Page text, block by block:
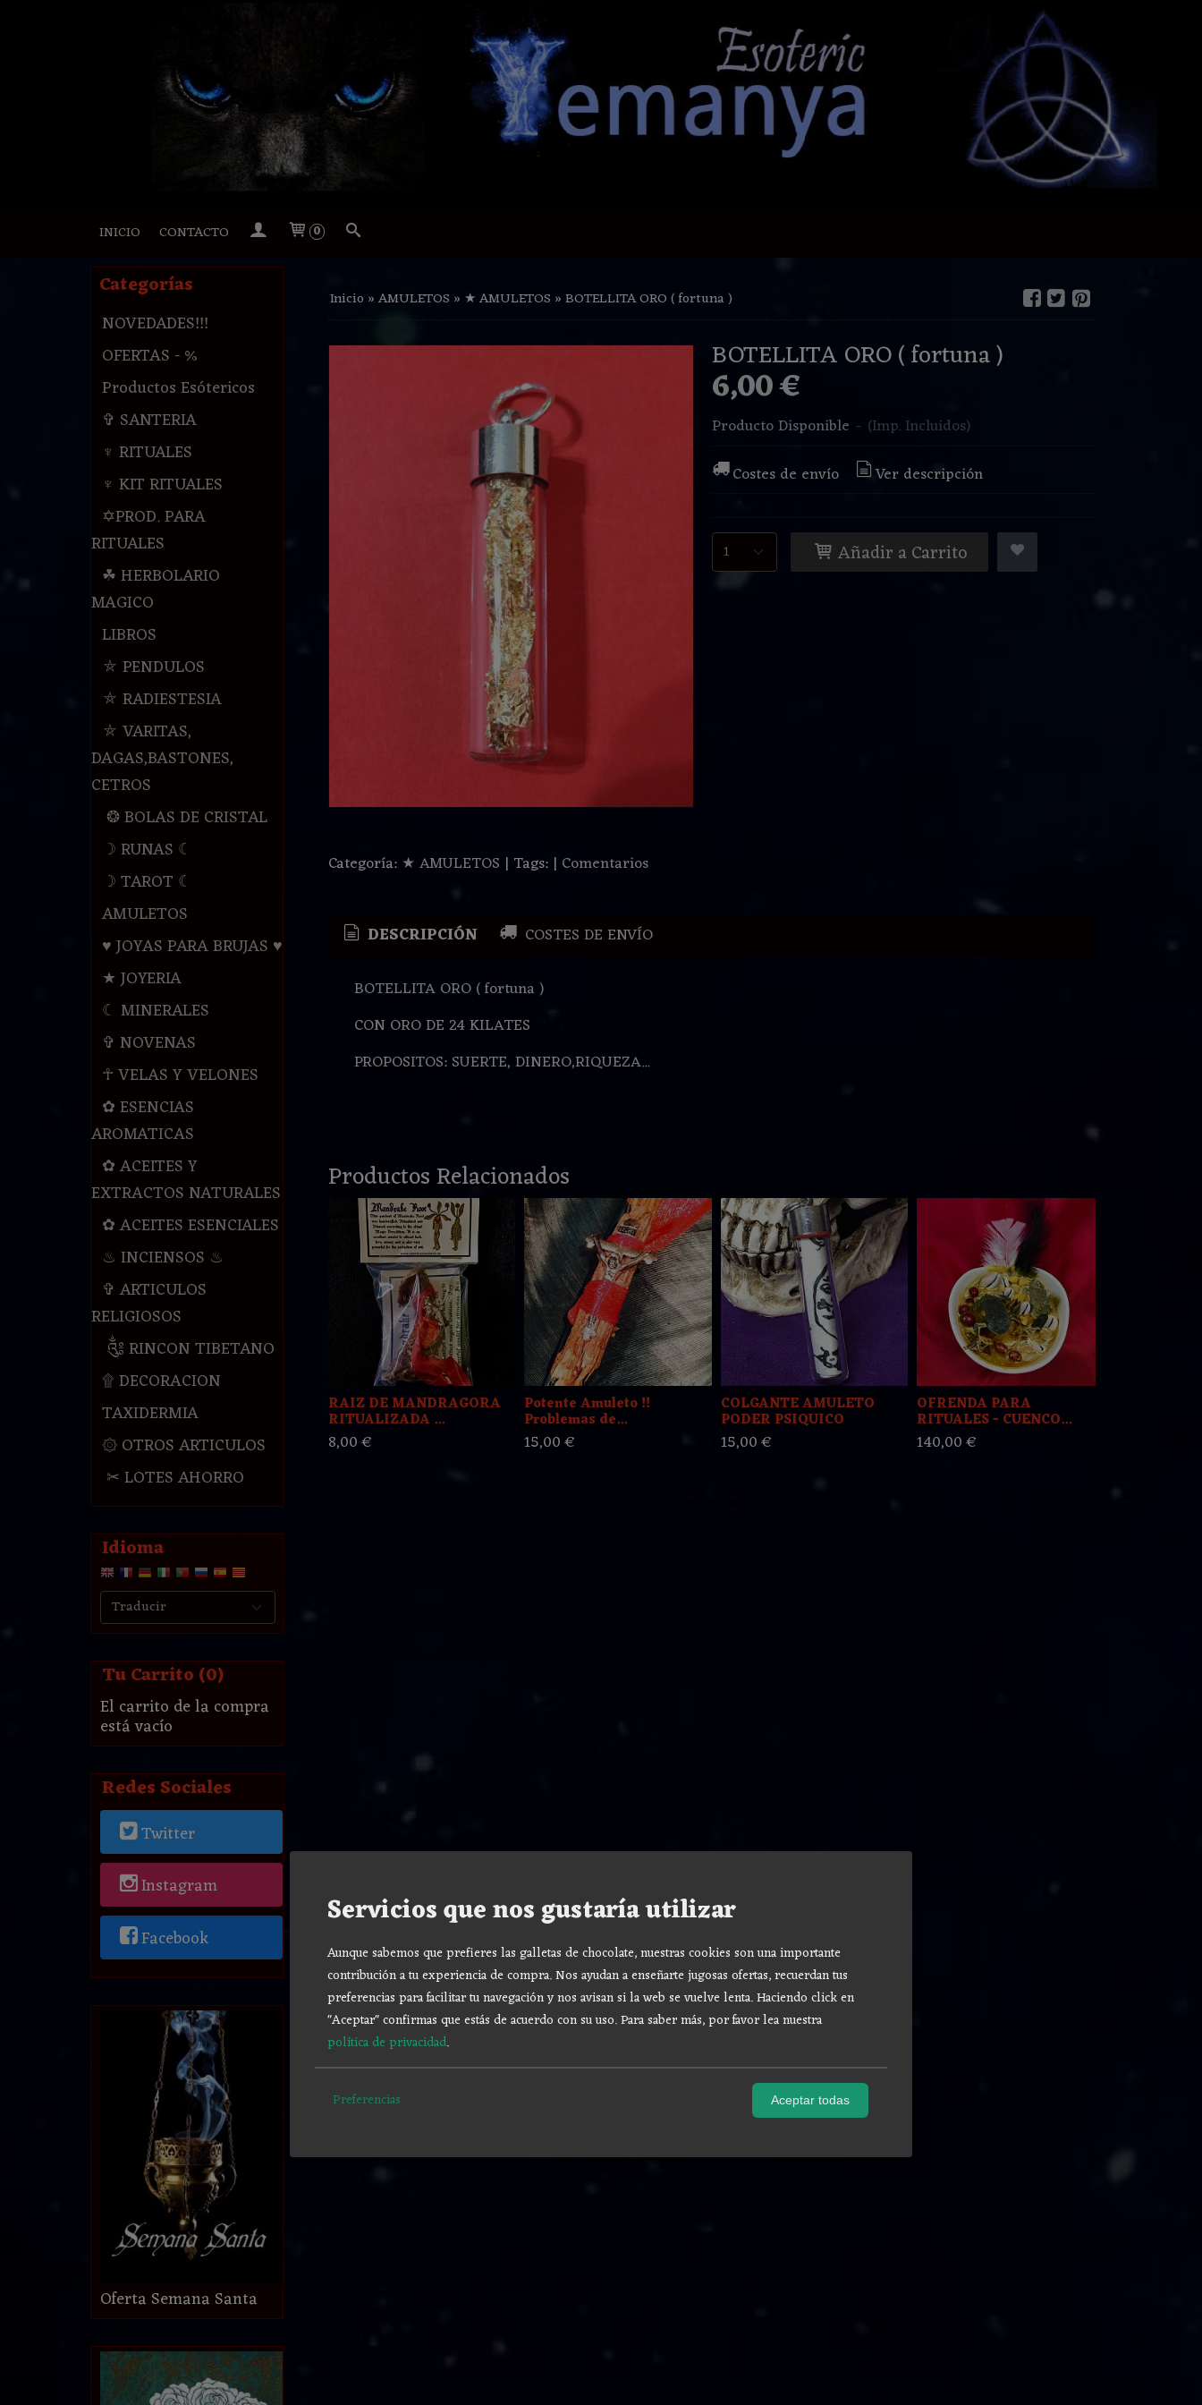
INICIO CONTACTO 0
Categorías
NOVEDADES!!!
OFERTAS - %
Productos Esótericos
✞ SANTERIA
♆ RITUALES
♆ KIT RITUALES
✡PROD. PARA
RITUALES
☘ HERBOLARIO
MAGICO
LIBROS
⛤ PENDULOS
⛤ RADIESTESIA
⛤ VARITAS,
DAGAS,BASTONES,
CETROS
❂ BOLAS DE CRISTAL
☽ RUNAS ☾
☽ TAROT ☾
AMULETOS
♥ JOYAS PARA BRUJAS ♥
★ JOYERIA
☾ MINERALES
✞ NOVENAS
☥ VELAS Y VELONES
✿ ESENCIAS
AROMATICAS
✿ ACEITES Y
EXTRACTOS NATURALES
✿ ACEITES ESENCIALES
♨ INCIENSOS ♨
✞ ARTICULOS
RELIGIOSOS
༃ RINCON TIBETANO
۩ DECORACION
TAXIDERMIA
۞ OTROS ARTICULOS
✂ LOTES AHORRO
Idioma
Tu Carrito (0)
El carrito de la compra
está vacío
Redes Sociales
Twitter
Instagram
Facebook
Oferta Semana Santa
Inicio »AMULETOS » ★ AMULETOS »BOTELLITA ORO ( fortuna )
BOTELLITA ORO ( fortuna )
6,00 €
Producto Disponible - (Imp. Incluidos)
Costes de envío
Ver descripción
Añadir a Carrito
Categoría: ★ AMULETOS | Tags: | Comentarios
DESCRIPCIÓN COSTES DE ENVÍO
BOTELLITA ORO ( fortuna )
CON ORO DE 24 KILATES
PROPOSITOS: SUERTE, DINERO,RIQUEZA...
Productos Relacionados
RAIZ DE MANDRAGORA
RITUALIZADA ...
8,00 €
Potente Amuleto !!
Problemas de...
15,00 €
COLGANTE AMULETO
PODER PSIQUICO
15,00 €
OFRENDA PARA
RITUALES - CUENCO...
140,00 €
Servicios que nos gustaría utilizar
Aunque sabemos que prefieres las galletas de chocolate, nuestras cookies son una importante
contribución a tu experiencia de compra. Nos ayudan a enseñarte jugosas ofertas, recuerdan tus
preferencias para facilitar tu navegación y nos avisan si la web se vuelve lenta. Haciendo click en
"Aceptar" confirmas que estás de acuerdo con su uso.Para saber más, por favor lea nuestra
política de privacidad.
Preferencias Aceptar todas